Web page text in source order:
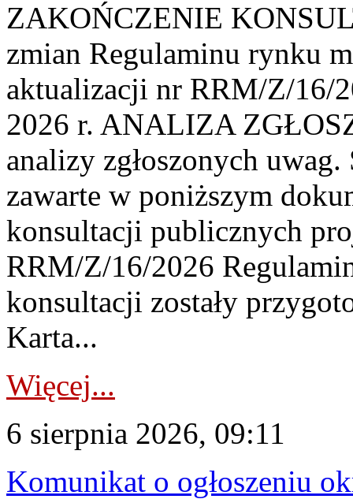
ZAKOŃCZENIE
zmian Regulaminu rynku
aktualizacji nr RRM/Z/16/
2026 r. ANALIZA
analizy zgłoszonych
zawarte w poniższym
konsultacji publicznych
RRM/Z/16/2026
konsultacji zostały
Karta...
Więcej...
6 sierpnia 2026, 09:11
Komunikat o ogłoszeniu